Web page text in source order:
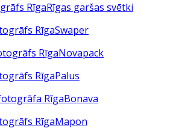
Rīgas garšas svētki
Swaper
Novapack
Palus
Bonava
Mapon